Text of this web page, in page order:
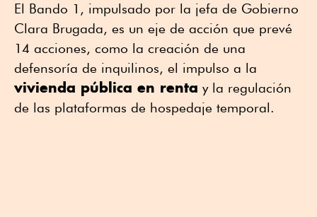
El Bando 1, impulsado por la jefa de Gobierno
Clara Brugada, es un eje de acción que prevé
14 acciones, como la creación de una
defensoría de inquilinos, el impulso a la
vivienda pública en renta y la regulación
de las plataformas de hospedaje temporal.